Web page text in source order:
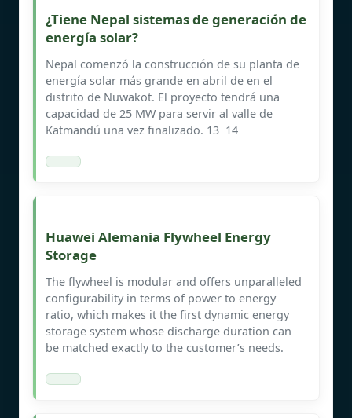
¿Tiene Nepal sistemas de generación de
energía solar?
Nepal comenzó la construcción de su planta de
energía solar más grande en abril de en el
distrito de Nuwakot. El proyecto tendrá una
capacidad de 25 MW para servir al valle de
Katmandú una vez finalizado. 13 ​ 14 ​
Huawei Alemania Flywheel Energy
Storage
The flywheel is modular and offers unparalleled
configurability in terms of power to energy
ratio, which makes it the first dynamic energy
storage system whose discharge duration can
be matched exactly to the customer’s needs.